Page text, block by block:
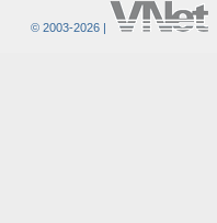
© 2003-2026 |